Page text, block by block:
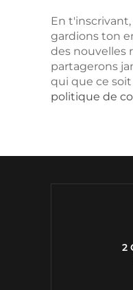
En
gardions ton
des nouvelles
partagerons
qui que ce
politique de
2